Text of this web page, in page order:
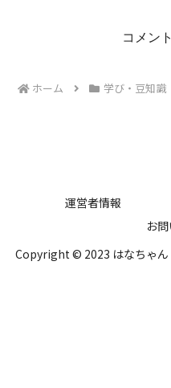
コメン
ホーム 学び・豆知識
運営者情報
お
Copyright © 2023 はなちゃ